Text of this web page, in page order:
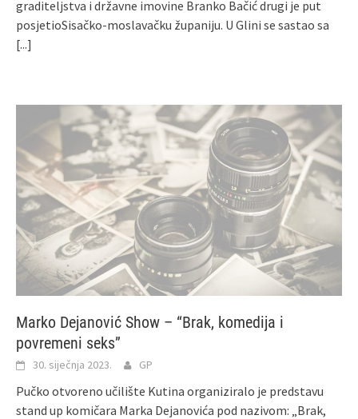
graditeljstva i državne imovine Branko Bačić drugi je put
posjetioSisačko-moslavačku županiju. U Glini se sastao sa
[...]
Marko Dejanović Show – “Brak, komedija i
povremeni seks”
30. siječnja 2023. GP
Pučko otvoreno učilište Kutina organiziralo je predstavu
stand up komičara Marka Dejanovića pod nazivom: „Brak,